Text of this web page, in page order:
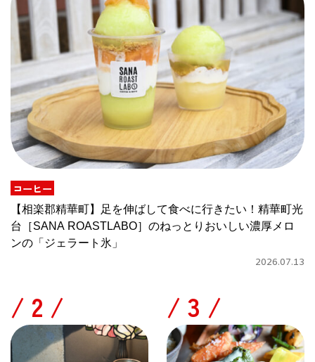
コーヒー
【相楽郡精華町】足を伸ばして食べに行きたい！精華町光
台［SANA ROASTLABO］のねっとりおいしい濃厚メロ
ンの「ジェラート氷」
2026.07.13
/ /